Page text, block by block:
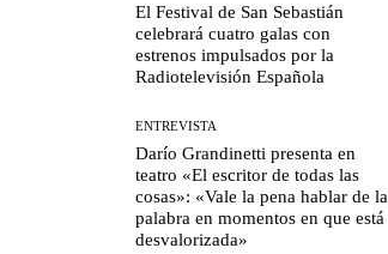
El Festival de San Sebastián
celebrará cuatro galas con
estrenos impulsados por la
Radiotelevisión Española
ENTREVISTA
Darío Grandinetti presenta en
teatro «El escritor de todas las
cosas»: «Vale la pena hablar de la
palabra en momentos en que está
desvalorizada»